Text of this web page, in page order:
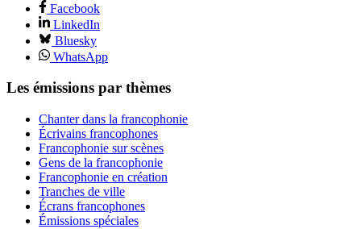
Facebook
LinkedIn
Bluesky
WhatsApp
Les émissions par thèmes
Chanter dans la francophonie
Écrivains francophones
Francophonie sur scènes
Gens de la francophonie
Francophonie en création
Tranches de ville
Écrans francophones
Émissions spéciales